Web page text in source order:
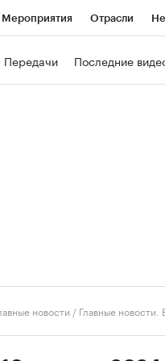
Мероприятия Отрасли
Передачи Последние
новости / Главные